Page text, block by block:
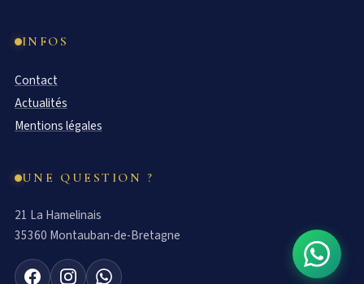
INFOS
Contact
Actualités
Mentions légales
UNE QUESTION ?
21 La Hamelinais
35360 Montauban-de-Bretagne